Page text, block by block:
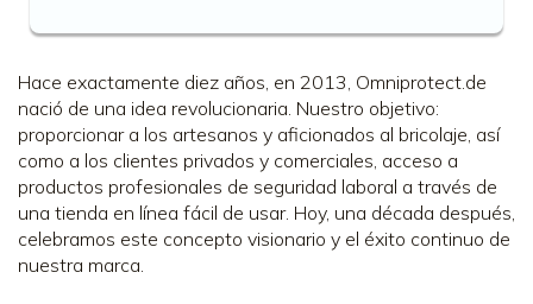
Hace exactamente diez años, en 2013, Omniprotect.de
nació de una idea revolucionaria. Nuestro objetivo:
proporcionar a los artesanos y aficionados al bricolaje, así
como a los clientes privados y comerciales, acceso a
productos profesionales de seguridad laboral a través de
una tienda en línea fácil de usar. Hoy, una década después,
celebramos este concepto visionario y el éxito continuo de
nuestra marca.